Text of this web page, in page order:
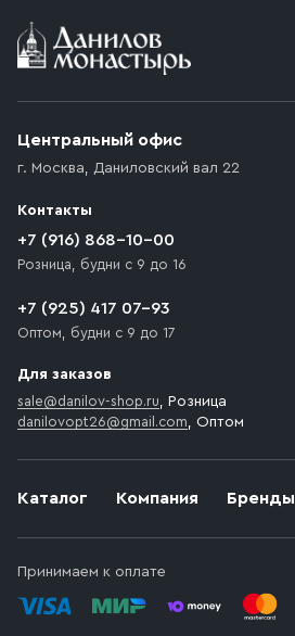
Каталог Компания Бренды
Принимаем к оплате
Центральный офис
г. Москва, Даниловский вал 22
Контакты
+7 (916) 868-10-00
Розница, будни с 9 до 16
+7 (925) 417 07-93
Оптом, будни с 9 до 17
Для заказов
sale@danilov-shop.ru, Розница
danilovopt26@gmail.com, Оптом